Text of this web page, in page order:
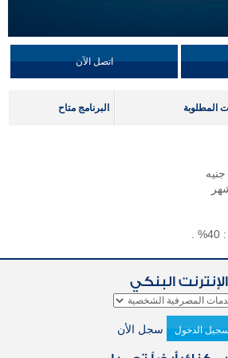
اتصل الآن
المطلوبة البرنامج متاح
الإنترنت البنكي
الدخول سجل الأن